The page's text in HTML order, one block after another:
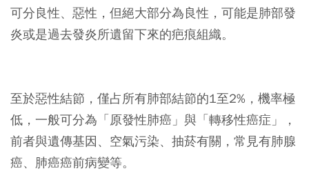
可分良性、惡性，但絕大部分為良性，可能是肺部發
炎或是過去發炎所遺留下來的疤痕組織。
至於惡性結節，僅占所有肺部結節的1至2%，機率極
低，一般可分為「原發性肺癌」與「轉移性癌症」，
前者與遺傳基因、空氣污染、抽菸有關，常見有肺腺
癌、肺癌癌前病變等。